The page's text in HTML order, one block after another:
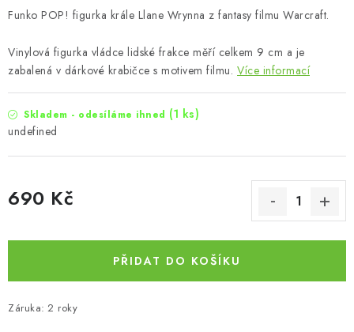
Funko POP! figurka krále Llane Wrynna z fantasy filmu Warcraft.
Vinylová figurka vládce lidské frakce měří celkem 9 cm a je
zabalená v dárkové krabičce s motivem filmu. Více informací
Skladem - odesíláme ihned (1 ks)
undefined
690 Kč
PŘIDAT DO KOŠÍKU
Záruka: 2 roky